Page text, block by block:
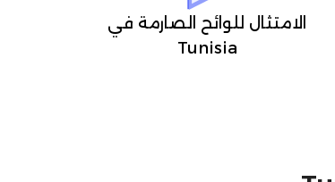
الامتثال للوائح الصارمة في
Tunisia